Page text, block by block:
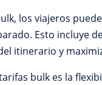
los viajeros
Esto incluye
itinerario y
bulk es la